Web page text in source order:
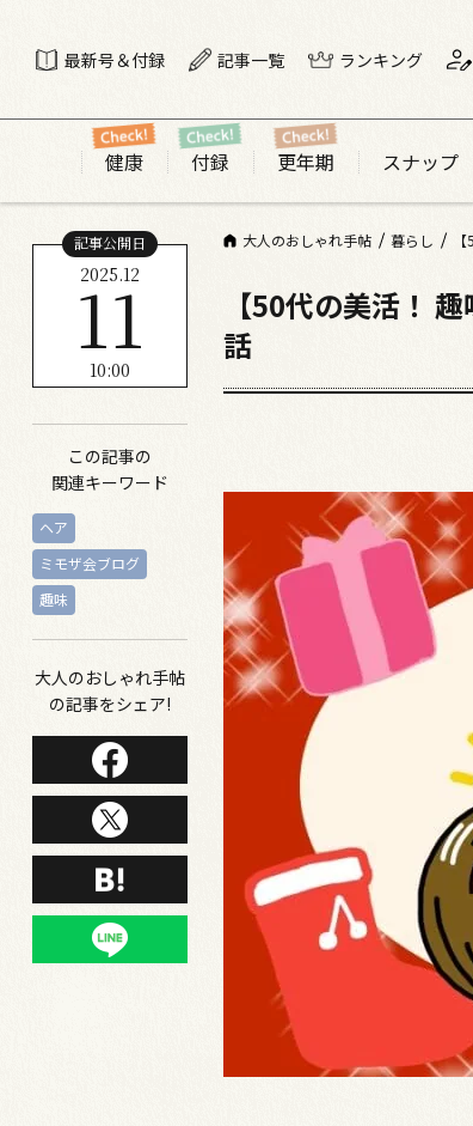
最新号＆付録 記事一覧 ランキング
健康 付録 更年期 スナップ
大人のおしゃれ手帖 暮らし
記事公開日
2025.12
11
10:00
この記事の
関連キーワード
ヘア
ミモザ会ブログ
趣味
大人のおしゃれ手帖
の記事をシェア!
【50代の美活！
話